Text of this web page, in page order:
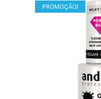
PROMOÇÃO!